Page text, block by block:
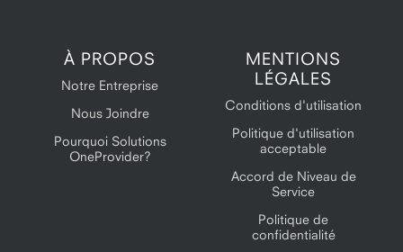
À PROPOS
Notre Entreprise
Nous Joindre
Pourquoi Solutions
OneProvider?
MENTIONS
LÉGALES
Conditions d'utilisation
Politique d'utilisation
acceptable
Accord de Niveau de
Service
Politique de
confidentialité